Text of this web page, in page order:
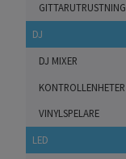
GITTARUTRUSTNING
DJ
DJ MIXER
KONTROLLENHETER
VINYLSPELARE
LED